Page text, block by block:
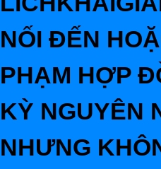
NỐI ĐẾN
PHẠM HỢP
KỲ NGUYÊN
NHƯNG